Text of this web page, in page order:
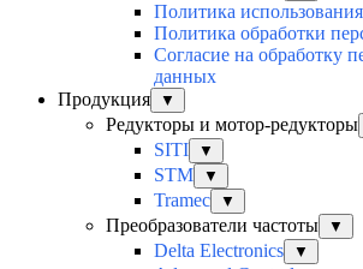
Политика
Политика обработки
Согласие на обработку
данных
Продукция
▼
Редукторы и мотор-редукторы
SITI ▼
STM ▼
Tramec ▼
Преобразователи частоты ▼
Delta Electronics ▼